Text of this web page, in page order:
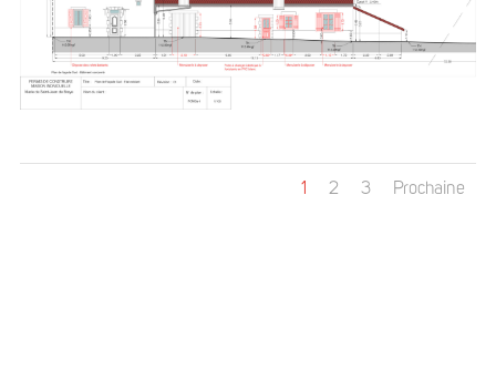
1 2 3 Prochaine